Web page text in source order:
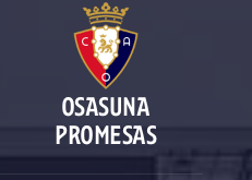
OSASUNA
PROMESAS